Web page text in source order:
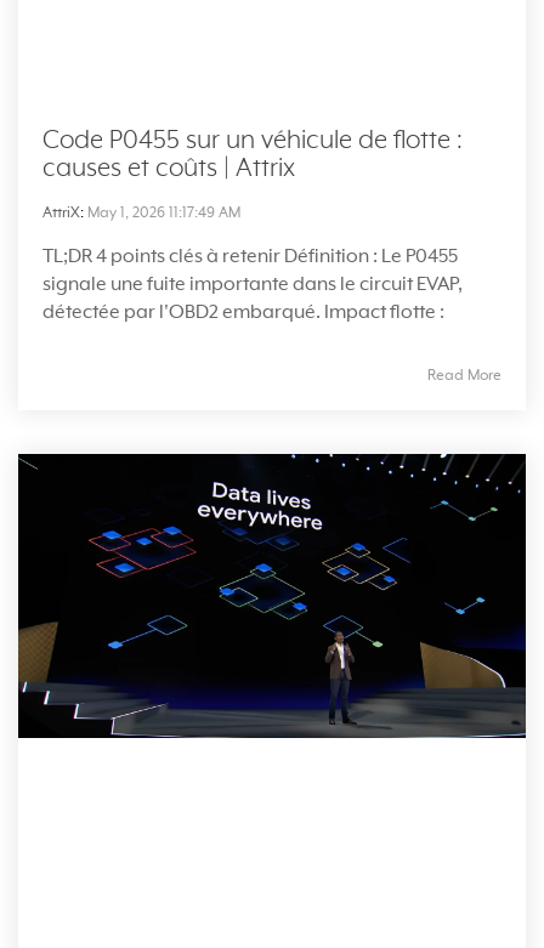
Code P0455 sur un véhicule de flotte :
causes et coûts | Attrix
AttriX: May 1, 2026 11:17:49 AM
TL;DR 4 points clés à retenir Définition : Le P0455
signale une fuite importante dans le circuit EVAP,
détectée par l'OBD2 embarqué. Impact flotte :
Read More